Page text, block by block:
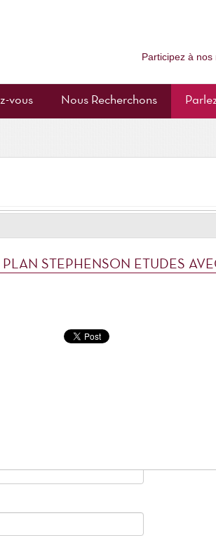
Participez à
vous Nous Recherchons
reçoive des propositions de tables
PLAN STEPHENSON ETUDES